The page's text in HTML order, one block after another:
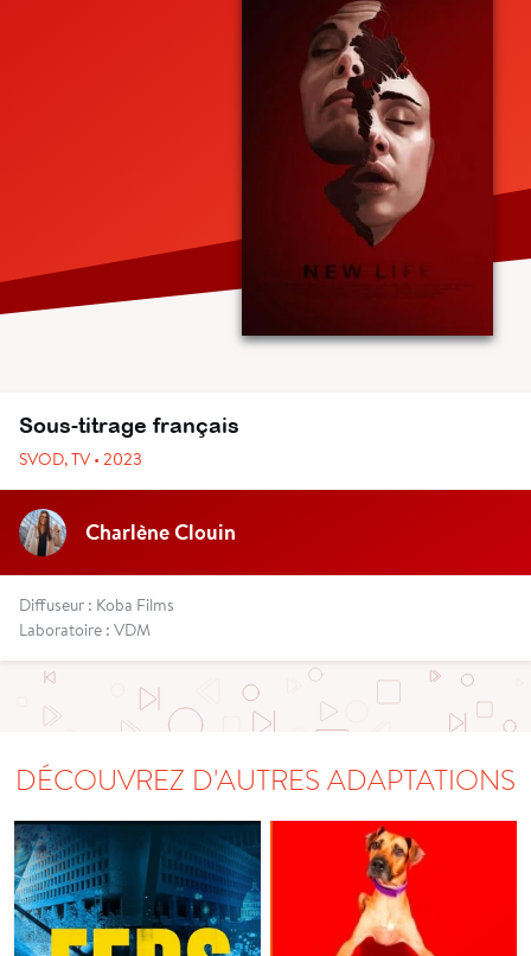
Sous-titrage français
SVOD, TV • 2023
Charlène Clouin
Diffuseur : Koba Films
Laboratoire : VDM
DÉCOUVREZ D'AUTRES ADAPTATIONS